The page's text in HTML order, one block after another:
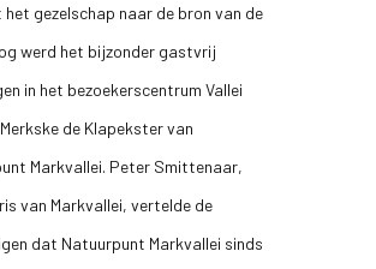
gezelschap naar de bron van de
werd het bijzonder gastvrij
in het bezoekerscentrum Vallei
de Klapekster van
Markvallei. Peter Smittenaar,
van Markvallei, vertelde de
dat Natuurpunt Markvallei sinds